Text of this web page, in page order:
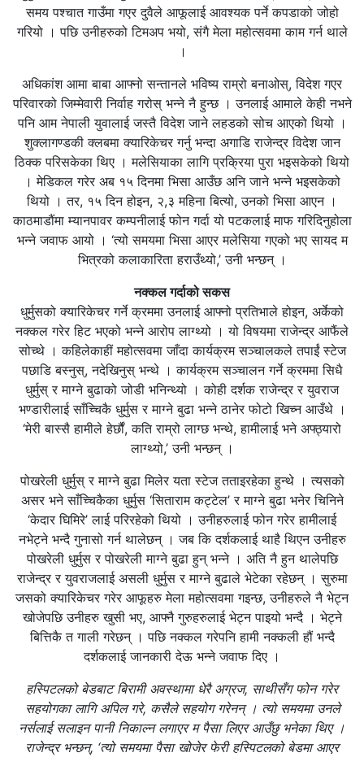
समय पश्चात गाउँमा गएर दुवैले आफूलाई आवश्यक पर्ने कपडाको जोहो
गरियो । पछि उनीहरुको टिमअप भयो, संगै मेला महोत्सवमा काम गर्न थाले
।
अधिकांश आमा बाबा आफ्नो सन्तानले भविष्य राम्रो बनाओस्, विदेश गएर
परिवारको जिम्मेवारी निर्वाह गरोस् भन्ने नै हुन्छ । उनलाई आमाले केही नभने
पनि आम नेपाली युवालाई जस्तै विदेश जाने लहडको सोच आएको थियो ।
शुक्लागण्डकी क्लबमा क्यारिकेचर गर्नु भन्दा अगाडि राजेन्द्र विदेश जान
ठिक्क परिसकेका थिए । मलेसियाका लागि प्रक्रिया पुरा भइसकेको थियो
। मेडिकल गरेर अब १५ दिनमा भिसा आउँछ अनि जाने भन्ने भइसकेको
थियो । तर, १५ दिन होइन, २,३ महिना बित्यो, उनको भिसा आएन ।
काठमाडौंमा म्यानपावर कम्पनीलाई फोन गर्दा यो पटकलाई माफ गरिदिनुहोला
भन्ने जवाफ आयो । ‘त्यो समयमा भिसा आएर मलेसिया गएको भए सायद म
भित्रको कलाकारिता हराउँथ्यो,’ उनी भन्छन् ।
नक्कल गर्दाको सकस
धुर्मुसको क्यारिकेचर गर्ने क्रममा उनलाई आफ्नो प्रतिभाले होइन, अर्केको
नक्कल गरेर हिट भएको भन्ने आरोप लाग्थ्यो । यो विषयमा राजेन्द्र आफैंले
सोच्थे । कहिलेकाहीं महोत्सवमा जाँदा कार्यक्रम सञ्चालकले तपाईं स्टेज
पछाडि बस्नुस्, नदेखिनुस् भन्थे । कार्यक्रम सञ्चालन गर्ने क्रममा सिधै
धुर्मुस् र माग्ने बुढाको जोडी भनिन्थ्यो । कोही दर्शक राजेन्द्र र युवराज
भण्डारीलाई साँच्चिकै धुर्मुस र माग्ने बुढा भन्ने ठानेर फोटो खिच्न आउँथे ।
‘मेरी बास्सै हामीले हेर्छौं, कति राम्रो लाग्छ भन्थे, हामीलाई भने अफ्ठ्यारो
लाग्थ्यो,’ उनी भन्छन् ।
पोखरेली धुर्मुस् र माग्ने बुढा मिलेर यता स्टेज तताइरहेका हुन्थे । त्यसको
असर भने साँच्चिकैका धुर्मुस ‘सिताराम कट्टेल’ र माग्ने बुढा भनेर चिनिने
‘केदार घिमिरे’ लाई परिरहेको थियो । उनीहरुलाई फोन गरेर हामीलाई
नभेट्ने भन्दै गुनासो गर्न थालेछन् । जब कि दर्शकलाई थाहै थिएन उनीहरु
पोखरेली धुर्मुस र पोखरेली माग्ने बुढा हुन् भन्ने । अति नै हुन थालेपछि
राजेन्द्र र युवराजलाई असली धुर्मुस र माग्ने बुढाले भेटेका रहेछन् । सुरुमा
जसको क्यारिकेचर गरेर आफूहरु मेला महोत्सवमा गइन्छ, उनीहरुले नै भेट्न
खोजेपछि उनीहरु खुसी भए, आफ्नै गुरुहरुलाई भेट्न पाइयो भन्दै । भेट्ने
बित्तिकै त गाली गरेछन् । पछि नक्कल गरेपनि हामी नक्कली हौं भन्दै
दर्शकलाई जानकारी देऊ भन्ने जवाफ दिए ।
हस्पिटलको बेडबाट बिरामी अवस्थामा धेरै अग्रज, साथीसँग फोन गरेर
सहयोगका लागि अपिल गरे, कसैले सहयोग गरेनन् । त्यो समयमा उनले
नर्सलाई सलाइन पानी निकाल्न लगाएर म पैसा लिएर आउँछु भनेका थिए ।
राजेन्द्र भन्छन्, ‘त्यो समयमा पैसा खोजेर फेरी हस्पिटलको बेडमा आएर